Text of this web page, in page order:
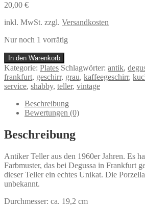
20,00 €
inkl. MwSt. zzgl. Versandkosten
Nur noch 1 vorrätig
Antiker
Teller
-
-
VINTAGE
Menge
In den Warenkorb
Kategorie: Plates Schlagwörter: antik,
frankfurt, geschirr, grau, kaffeegeschirr,
service, shabby, teller, vintage
Beschreibung
Bewertungen (0)
Beschreibung
Antiker Teller aus den 1960er Jahren. Es
Farbmuster, das bei Degussa in Frankfurt
dieser Teller ein echtes Unikat. Die
unbekannt.
Durchmesser: ca. 19,2 cm